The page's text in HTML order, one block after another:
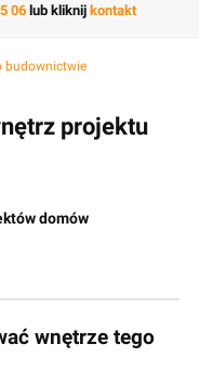
06 lub kliknij kontakt
budownictwie
projektu
domów
wnętrze tego